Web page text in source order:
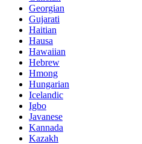
Georgian
Gujarati
Haitian
Hausa
Hawaiian
Hebrew
Hmong
Hungarian
Icelandic
Igbo
Javanese
Kannada
Kazakh